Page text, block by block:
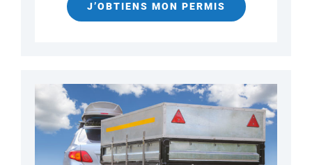
J’OBTIENS MON PERMIS